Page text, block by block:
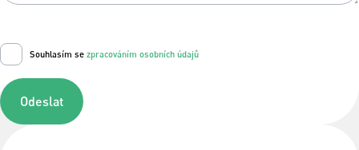
Souhlasím se zpracováním osobních údajů
Odeslat